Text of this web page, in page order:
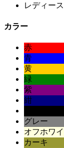
レディー
カラー
赤
青
黄
緑
紫
紺
グレー
オフホワイ
カーキ